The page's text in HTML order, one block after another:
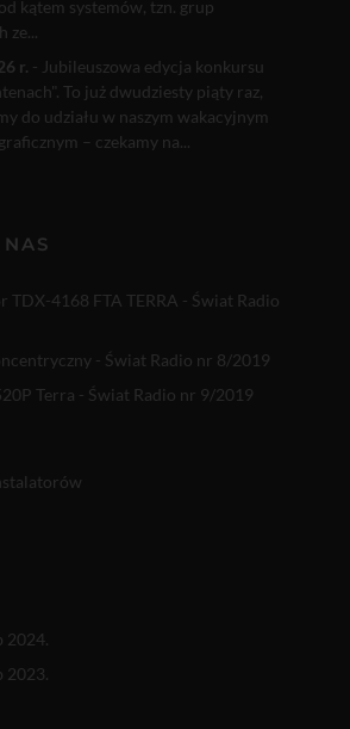
kątem systemów, tzn. grup
ze...
r. - Jubileuszowa edycja konkursu
To już dwudziesty piąty raz,
do udziału w naszym wakacyjnym
– czekamy na...
TDX-4168 FTA TERRA - Świat Radio
- Świat Radio nr 8/2019
Terra - Świat Radio nr 9/2019
2024.
2023.